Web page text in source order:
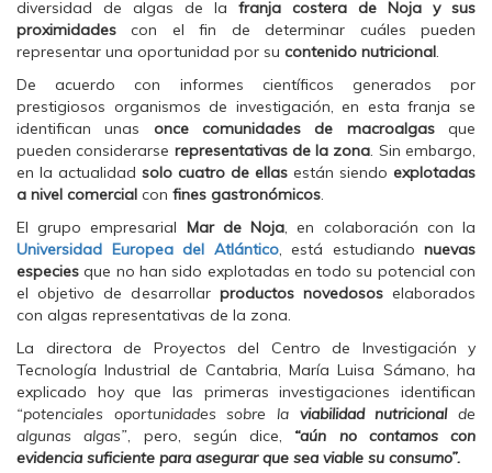
m
p
r
r
e
n
F
a
c
e
b
o
k
(
S
e
a
b
e
e
n
u
n
a
v
e
n
m
p
r
i
r
e
n
T
w
i
t
t
r
(
S
e
a
b
r
e
n
u
v
e
n
t
m
p
i
r
e
n
W
h
a
t
s
p
p
(
S
e
a
b
e
e
n
u
n
a
n
diversidad de algas de la franja costera de Noja y sus
proximidades con el fin de determinar cuáles pueden
representar una oportunidad por su contenido nutricional.
De acuerdo con informes científicos generados por
prestigiosos organismos de investigación, en esta franja se
identifican unas once comunidades de macroalgasque
pueden considerarse representativas de la zona. Sin embargo,
en la actualidad solo cuatro de ellas están siendo explotadas
a nivel comercial con fines gastronómicos.
El grupo empresarial Mar de Noja, en colaboración con la
Universidad Europea del Atlántico, está estudiando nuevas
especies que no han sido explotadas en todo su potencial con
el objetivo de desarrollar productos novedososelaborados
con algas representativas de la zona.
La directora de Proyectos del Centro de Investigación y
Tecnología Industrial de Cantabria, María Luisa Sámano, ha
explicado hoy que las primeras investigaciones identifican
“potenciales oportunidades sobre la viabilidad nutricionalde
algunas algas”, pero, según dice, “aún no contamos con
evidencia suficiente para asegurar que sea viable su consumo”.